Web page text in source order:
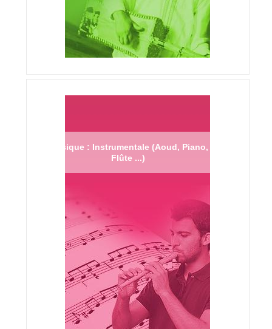
Musique : Instrumentale (Aoud, Piano,
Flûte ...)